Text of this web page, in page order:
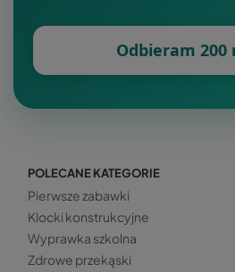
Odbieram 200
POLECANE KATEGORIE
Pierwsze zabawki
Klocki konstrukcyjne
Wyprawka szkolna
Zdrowe przekąski